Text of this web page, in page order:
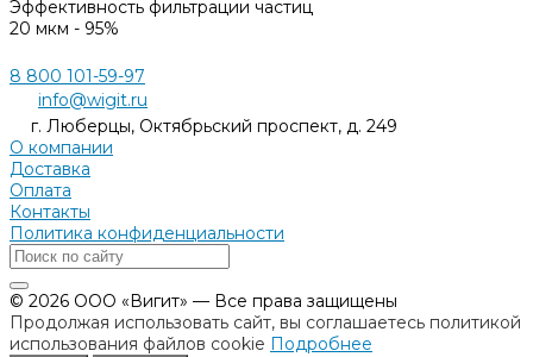
Эффективность фильтрации частиц
20 мкм - 95%
8 800 101-59-97
info@wigit.ru
г. Люберцы, Октябрьский проспект, д. 249
О компании
Доставка
Оплата
Контакты
Политика конфиденциальности
© 2026 ООО «Вигит» — Все права защищены
Продолжая использовать сайт, вы соглашаетесь политикой
использования файлов cookie Подробнее